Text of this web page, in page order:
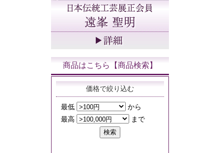
商品はこちら【商品検索】
価格で絞り込む